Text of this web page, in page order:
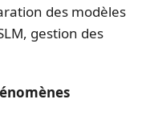
des modèles
gestion des